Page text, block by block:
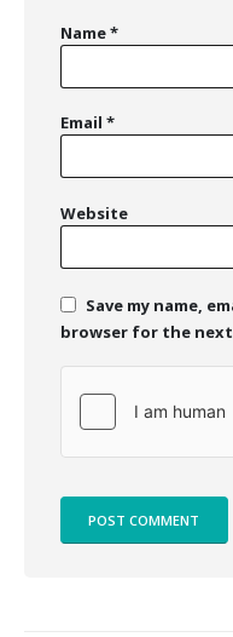
Name*
Email *
Website
Save my name,
browser for the